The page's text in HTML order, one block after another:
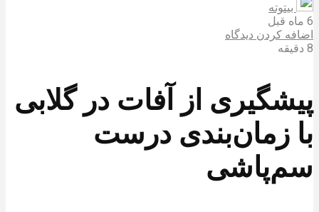
بیتوته
6 ماه قبل
اضافه کردن دیدگاه
8 دقیقه
پیشگیری از آفات در گلابی
با زمان‌بندی درست
سم‌پاشی